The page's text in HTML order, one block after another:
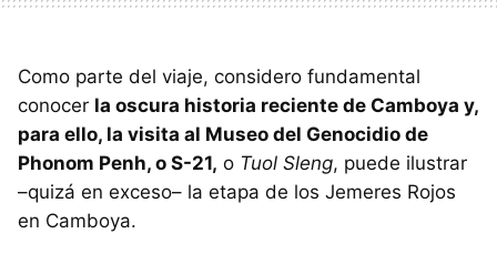
Como parte del viaje, considero fundamental
conocer la oscura historia reciente de Camboya y,
para ello, la visita al Museo del Genocidio de
Phonom Penh, o S-21, o Tuol Sleng, puede ilustrar
–quizá en exceso– la etapa de los Jemeres Rojos
en Camboya.